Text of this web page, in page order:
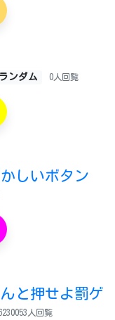
ランダム 0人回覧
しいボタン
と押せよ罰ゲ
人回覧